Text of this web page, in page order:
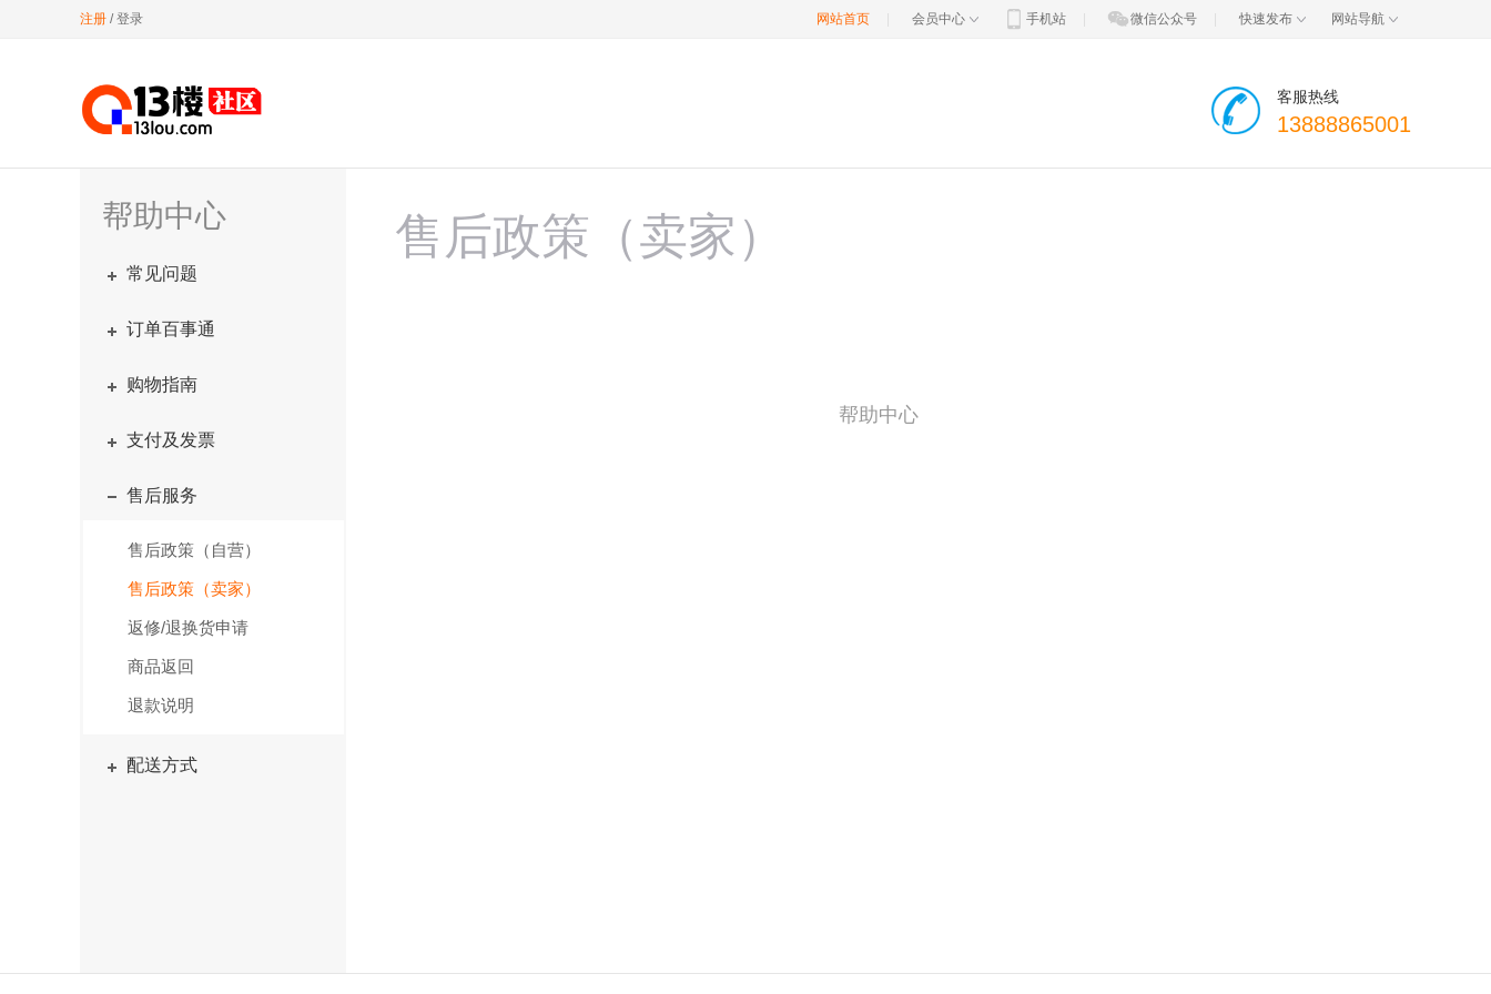
注册 /登录 网站首页 会员中心 手机站 微信公众号 快速发布 网站导航
客服热线
13888865001
帮助中心
常见问题
订单百事通
购物指南
支付及发票
售后服务
售后政策（自营）
售后政策（卖家）
返修/退换货申请
商品返回
退款说明
配送方式
售后政策（卖家）
帮助中心